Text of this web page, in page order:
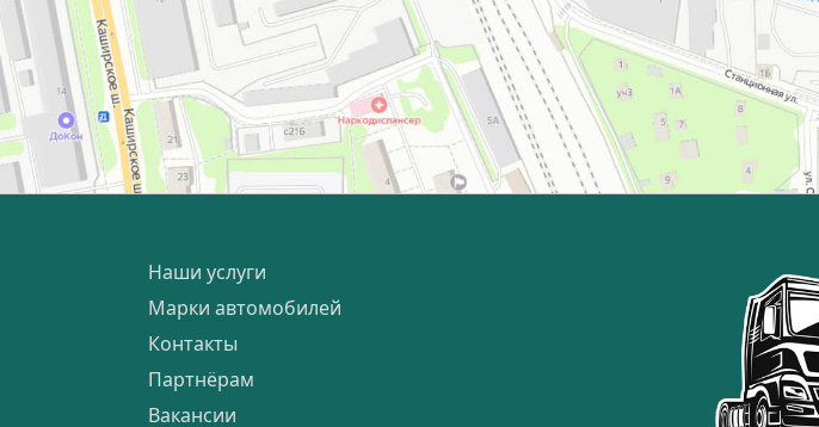
Наши услуги
Марки автомобилей
Контакты
Партнёрам
Вакансии